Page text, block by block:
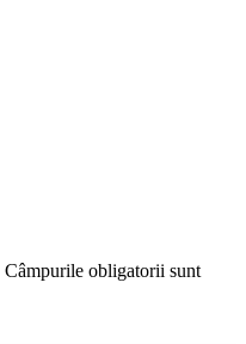
Câmpurile obligatorii sunt